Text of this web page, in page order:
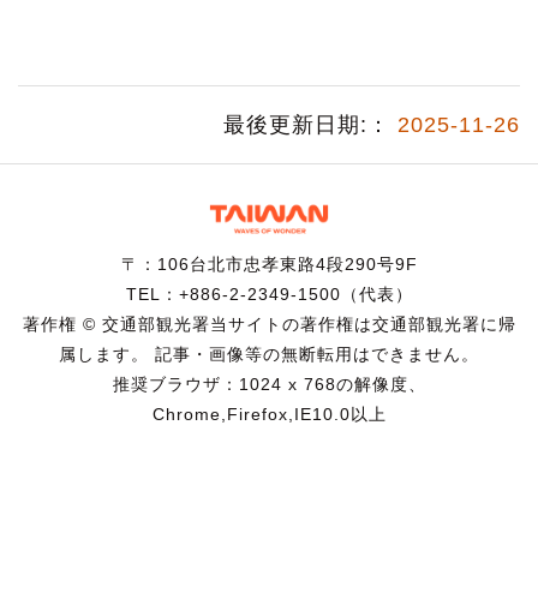
最後更新日期:： 2025-11-26
〒：106台北市忠孝東路4段290号9F
TEL：+886-2-2349-1500（代表）
著作権 © 交通部観光署当サイトの著作権は交通部観光署に帰
属します。 記事・画像等の無断転用はできません。
推奨ブラウザ：1024 x 768の解像度、
Chrome,Firefox,IE10.0以上